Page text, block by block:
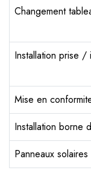
Changement
Installation prise /
Mise en
Installation borne
Panneaux solaires